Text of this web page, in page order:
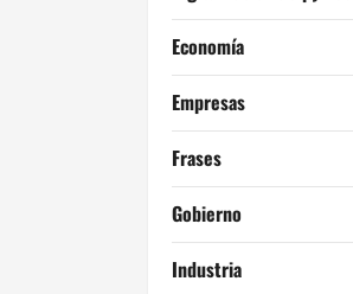
Economía
Empresas
Frases
Gobierno
Industria